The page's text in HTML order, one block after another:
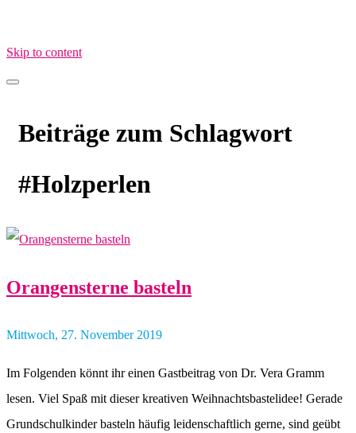
Skip to content
Beiträge zum Schlagwort
#Holzperlen
Orangensterne basteln
Mittwoch, 27. November 2019
Im Folgenden könnt ihr einen Gastbeitrag von Dr. Vera Gramm
lesen. Viel Spaß mit dieser kreativen Weihnachtsbastelidee! Gerade
Grundschulkinder basteln häufig leidenschaftlich gerne, sind geübt